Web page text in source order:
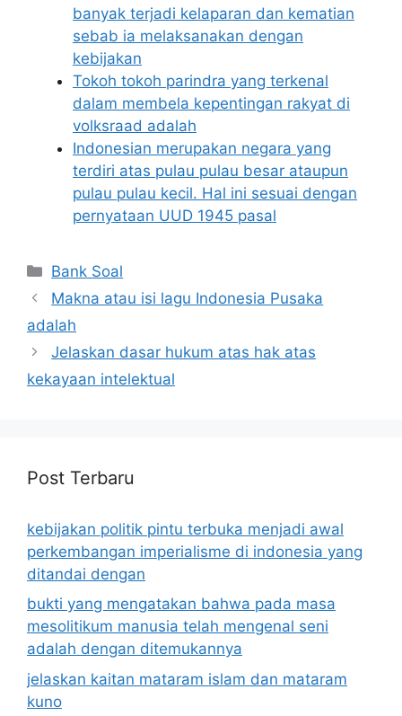
banyak terjadi kelaparan dan kematian
sebab ia melaksanakan dengan
kebijakan
Tokoh tokoh parindra yang terkenal
dalam membela kepentingan rakyat di
volksraad adalah
Indonesian merupakan negara yang
terdiri atas pulau pulau besar ataupun
pulau pulau kecil. Hal ini sesuai dengan
pernyataan UUD 1945 pasal
Categories
Bank Soal
Makna atau isi lagu Indonesia Pusaka
adalah
Jelaskan dasar hukum atas hak atas
kekayaan intelektual
Post Terbaru
kebijakan politik pintu terbuka menjadi awal
perkembangan imperialisme di indonesia yang
ditandai dengan
bukti yang mengatakan bahwa pada masa
mesolitikum manusia telah mengenal seni
adalah dengan ditemukannya
jelaskan kaitan mataram islam dan mataram
kuno